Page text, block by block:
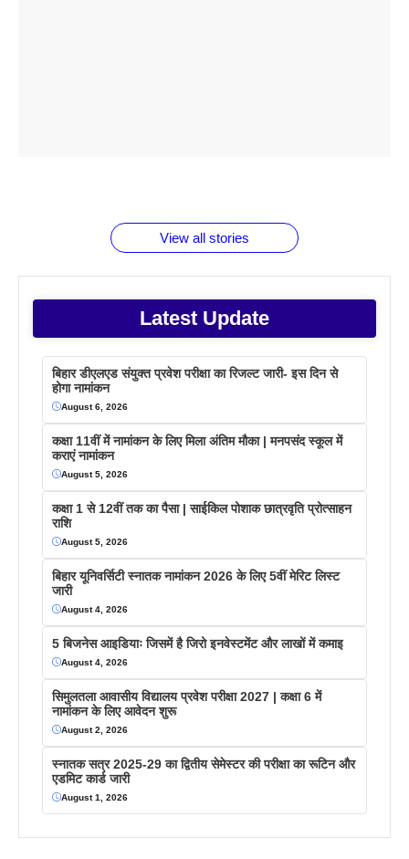
View all stories
Latest Update
बिहार डीएलएड संयुक्त प्रवेश परीक्षा का रिजल्ट जारी- इस दिन से
होगा नामांकन
August 6, 2026
कक्षा 11वीं में नामांकन के लिए मिला अंतिम मौका | मनपसंद स्कूल में
कराएं नामांकन
August 5, 2026
कक्षा 1 से 12वीं तक का पैसा | साईकिल पोशाक छात्रवृति प्रोत्साहन
राशि
August 5, 2026
बिहार यूनिवर्सिटी स्नातक नामांकन 2026 के लिए 5वीं मेरिट लिस्ट
जारी
August 4, 2026
5 बिजनेस आइडियाः जिसमें है जिरो इनवेस्टमेंट और लाखों में कमाइ
August 4, 2026
सिमुलतला आवासीय विद्यालय प्रवेश परीक्षा 2027 | कक्षा 6 में
नामांकन के लिए आवेदन शुरू
August 2, 2026
स्नातक सत्र 2025-29 का द्वितीय सेमेस्टर की परीक्षा का रूटिन और
एडमिट कार्ड जारी
August 1, 2026